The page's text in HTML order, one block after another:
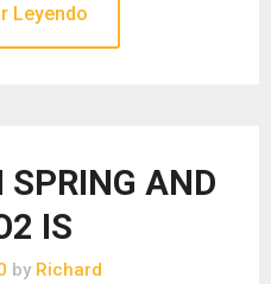
Leyendo
AND
IS
by Richard